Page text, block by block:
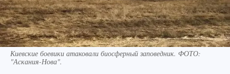
Киевские боевики атаковали биосферный заповедник. ФОТО:
"Аскания-Нова".